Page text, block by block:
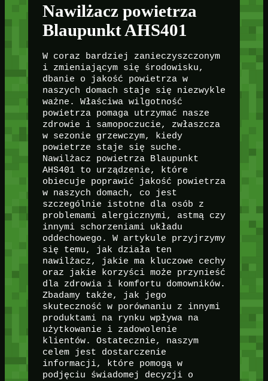
Nawilżacz powietrza
Blaupunkt AHS401
W coraz bardziej zanieczyszczonym
i zmieniającym się środowisku,
dbanie o jakość powietrza w
naszych domach staje się niezwykle
ważne. Właściwa wilgotność
powietrza pomaga utrzymać nasze
zdrowie i samopoczucie, zwłaszcza
w sezonie grzewczym, kiedy
powietrze staje się suche.
Nawilżacz powietrza Blaupunkt
AHS401 to urządzenie, które
obiecuje poprawić jakość powietrza
w naszych domach, co jest
szczególnie istotne dla osób z
problemami alergicznymi, astmą czy
innymi schorzeniami układu
oddechowego. W artykule przyjrzymy
się temu, jak działa ten
nawilżacz, jakie ma kluczowe cechy
oraz jakie korzyści może przynieść
dla zdrowia i komfortu domowników.
Zbadamy także, jak jego
skuteczność w porównaniu z innymi
produktami na rynku wpływa na
użytkowanie i zadowolenie
klientów. Ostatecznie, naszym
celem jest dostarczenie
informacji, które pomogą w
podjęciu świadomej decyzji o